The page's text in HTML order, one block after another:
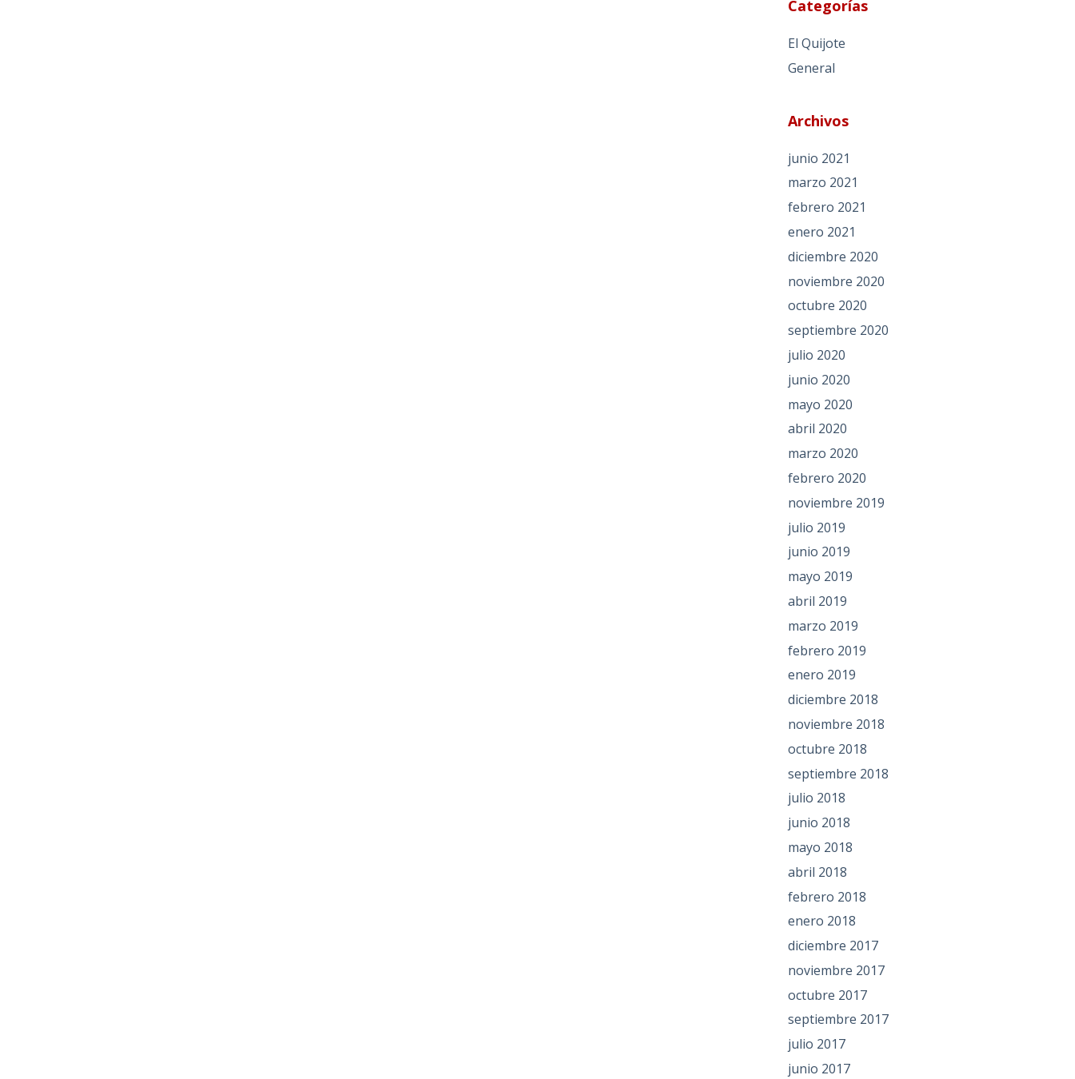
Categorías
El Quijote
General
Archivos
junio 2021
marzo 2021
febrero 2021
enero 2021
diciembre 2020
noviembre 2020
octubre 2020
septiembre 2020
julio 2020
junio 2020
mayo 2020
abril 2020
marzo 2020
febrero 2020
noviembre 2019
julio 2019
junio 2019
mayo 2019
abril 2019
marzo 2019
febrero 2019
enero 2019
diciembre 2018
noviembre 2018
octubre 2018
septiembre 2018
julio 2018
junio 2018
mayo 2018
abril 2018
febrero 2018
enero 2018
diciembre 2017
noviembre 2017
octubre 2017
septiembre 2017
julio 2017
junio 2017